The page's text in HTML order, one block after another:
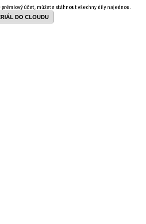
prémiový účet, můžete stáhnout všechny díly najednou.
DO CLOUDU